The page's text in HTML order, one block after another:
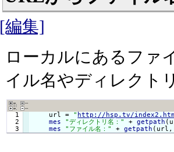
[編集]
ローカルにあるファ
イル名やディレクト
  1
  2
    url =
" http://hsp.tv/
mes
"ディレクトリ名：" + getpath
mes
"ファイル名：" + getpath (url,